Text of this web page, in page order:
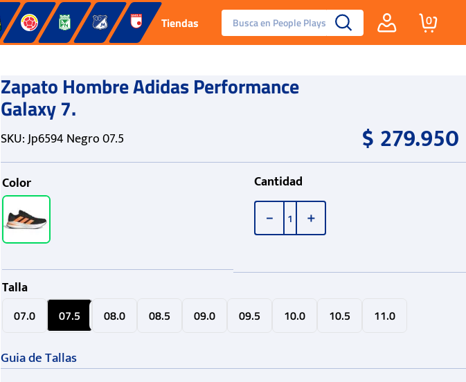
Tiendas Busca en People Plays
Reebok Fashion
0
Zapato Hombre Adidas Performance
Galaxy 7.
SKU:Jp6594 Negro 07.5 $279.950
Color
Talla
07.0 07.5 08.0 08.5 09.0 09.5 10.0 10.5 11.0
Guia de Tallas
Cantidad
＋
－